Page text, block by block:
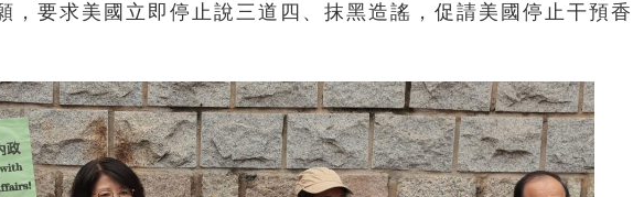
，要求美國立即停止說三道四、抹黑造謠，促請美國停止干預香